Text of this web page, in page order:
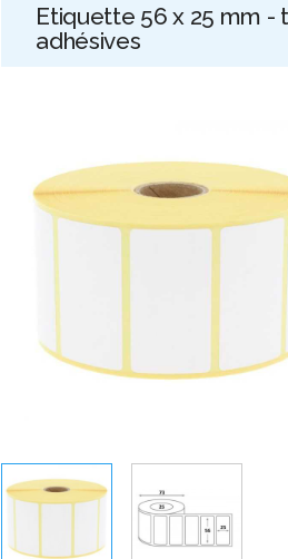
Etiquette 56 x 25 mm -
adhésives